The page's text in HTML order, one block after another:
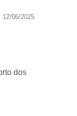
12/06/2025
dos